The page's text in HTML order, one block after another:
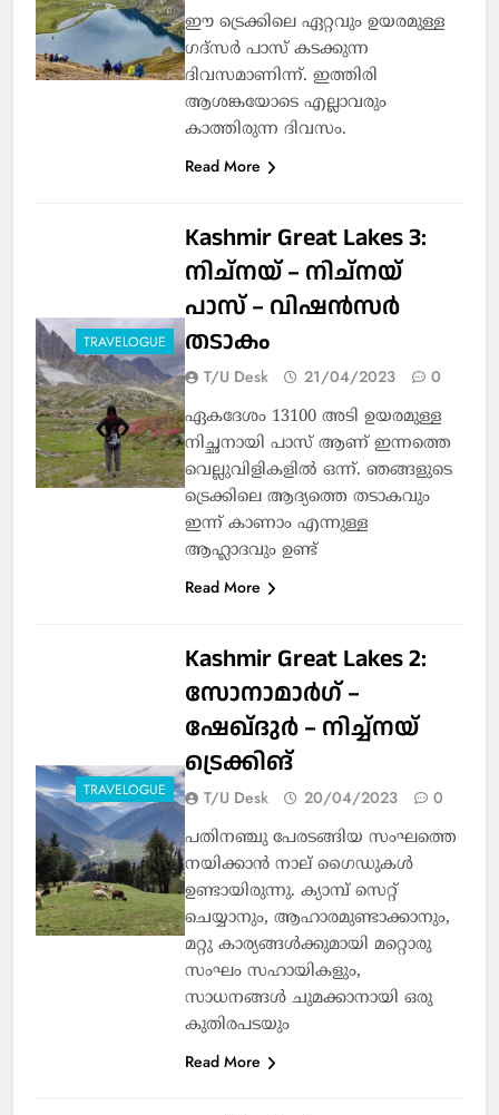
ഈ ട്രെക്കിലെ ഏറ്റവും ഉയരമുള്ള
ഗദ്സർ പാസ് കടക്കുന്ന
ദിവസമാണിന്ന്. ഇത്തിരി
ആശങ്കയോടെ എല്ലാവരും
കാത്തിരുന്ന ദിവസം.
Read More
TRAVELOGUE
Kashmir Great Lakes 3:
നിച്നയ് – നിച്നയ്
പാസ് – വിഷൻസർ
തടാകം
T/U Desk 21/04/2023 0
ഏകദേശം 13100 അടി ഉയരമുള്ള
നിച്ഛനായി പാസ് ആണ് ഇന്നത്തെ
വെല്ലുവിളികളിൽ ഒന്ന്. ഞങ്ങളുടെ
ട്രെക്കിലെ ആദ്യത്തെ തടാകവും
ഇന്ന് കാണാം എന്നുള്ള
ആഹ്ലാദവും ഉണ്ട്
Read More
TRAVELOGUE
Kashmir Great Lakes 2:
സോനാമാർഗ് –
ഷേഖ്ദുർ – നിച്ച്നയ്
ട്രെക്കിങ്
T/U Desk 20/04/2023 0
പതിനഞ്ചു പേരടങ്ങിയ സംഘത്തെ
നയിക്കാൻ നാല് ഗൈഡുകൾ
ഉണ്ടായിരുന്നു. ക്യാമ്പ് സെറ്റ്
ചെയ്യാനും, ആഹാരമുണ്ടാക്കാനും,
മറ്റു കാര്യങ്ങൾക്കുമായി മറ്റൊരു
സംഘം സഹായികളും,
സാധനങ്ങൾ ചുമക്കാനായി ഒരു
കുതിരപടയും
Read More